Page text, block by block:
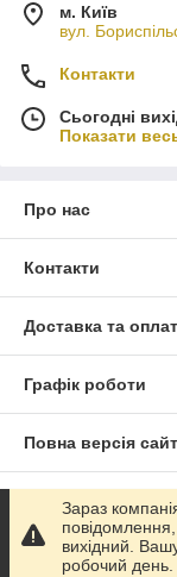
м. Київ
вул.
Контакти
Сьогодні
Показати
Про нас
Контакти
Доставка та
Графік роботи
Повна версія
Сайт створено на
Політика
Зараз
повідомлення,
вихідний.
робочий день.